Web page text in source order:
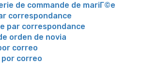
de commande de mariГ©e
correspondance
par correspondance
orden de novia
correo
por correo